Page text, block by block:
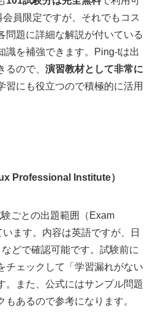
員限定ですが、それでもコス
問題に詳細な解説が付いている
識を補強できます。Ping-tは出
ので、 演習教材として非常に
習にも役立つので積極的に活用
Professional Institute）
ごとの出題範囲（Exam
ます。内容は英語ですが、日
どで確認可能です。試験前に
チェックして「学習漏れがない
。また、公式にはサンプル問題
あるので参考になります。